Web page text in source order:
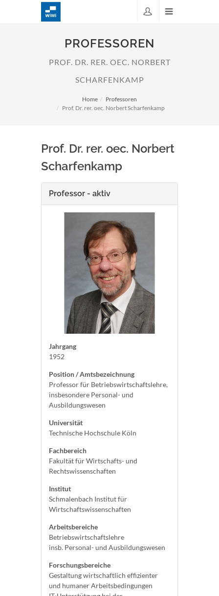
PROFESSOREN
PROF. DR. RER. OEC. NORBERT
SCHARFENKAMP
Home
Professoren
Prof. Dr. rer. oec. Norbert Scharfenkamp
Prof. Dr. rer. oec. Norbert
Scharfenkamp
Professor - aktiv
Jahrgang
1952
Position / Amtsbezeichnung
Professor für Betriebswirtschaftslehre,
insbesondere Personal- und
Ausbildungswesen
Universität
Technische Hochschule Köln
Fachbereich
Fakultät für Wirtschafts- und
Rechtswissenschaften
Institut
Schmalenbach Institut für
Wirtschaftswissenschaften
Arbeitsbereiche
Betriebswirtschaftslehre
insb. Personal- und Ausbildungswesen
Forschungsbereiche
Gestaltung wirtschaftlich effizienter
und humaner Arbeitsbedingungen